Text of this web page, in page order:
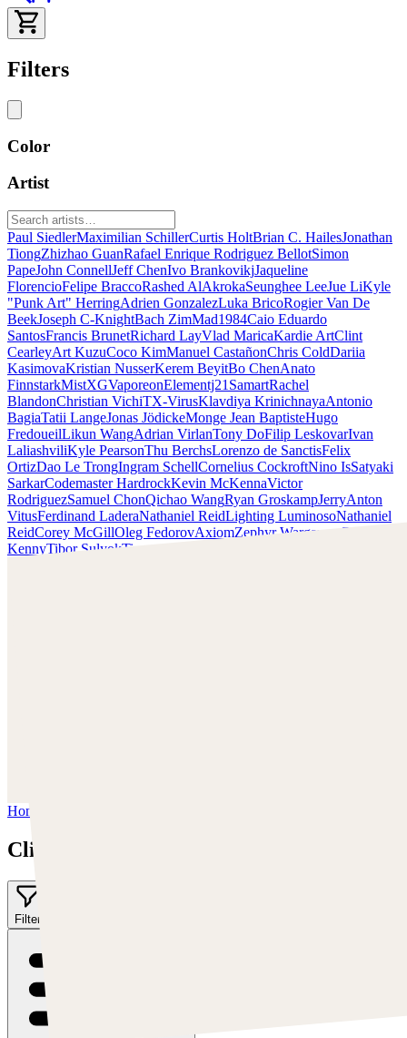
Filters
Color
Artist
Paul SiedlerMaximilian SchillerCurtis HoltBrian C. HailesJonathan
TiongZhizhao GuanRafael Enrique Rodriguez BellotSimon
PapeJohn ConnellJeff ChenIvo BrankovikjJaqueline
FlorencioFelipe BraccoRashed AlAkrokaSeunghee LeeJue LiKyle
"Punk Art" HerringAdrien GonzalezLuka BricoRogier Van De
BeekJoseph C-KnightBach ZimMad1984Caio Eduardo
SantosFrancis BrunetRichard LayVlad MaricaKardie ArtClint
CearleyArt KuzuCoco KimManuel CastañonChris ColdDariia
KasimovaKristian NusserKerem BeyitBo ChenAnato
FinnstarkMistXGVaporeonElementj21 SamartRachel
BlandonChristian VichiTX-VirusKlavdiya KrinichnayaAntonio
BagiaTatii LangeJonas JödickeMonge Jean BaptisteHugo
FredoueilLikun WangAdrian VirlanTony DoFilip LeskovarIvan
LaliashviliKyle PearsonThu BerchsLorenzo de SanctisFelix
OrtizDao Le TrongIngram SchellCornelius CockroftNino IsSatyaki
SarkarCodemaster HardrockKevin McKennaVictor
RodriguezSamuel ChonQichao WangRyan GroskampJerryAnton
VitusFerdinand LaderaNathaniel ReidLighting LuminosoNathaniel
ReidCorey McGillOleg FedorovAxiomZephyr Wargames
Gonzalo
KennyTibor SulyokTimmy the Sorcerer
Home
Clint Cearley
Filter